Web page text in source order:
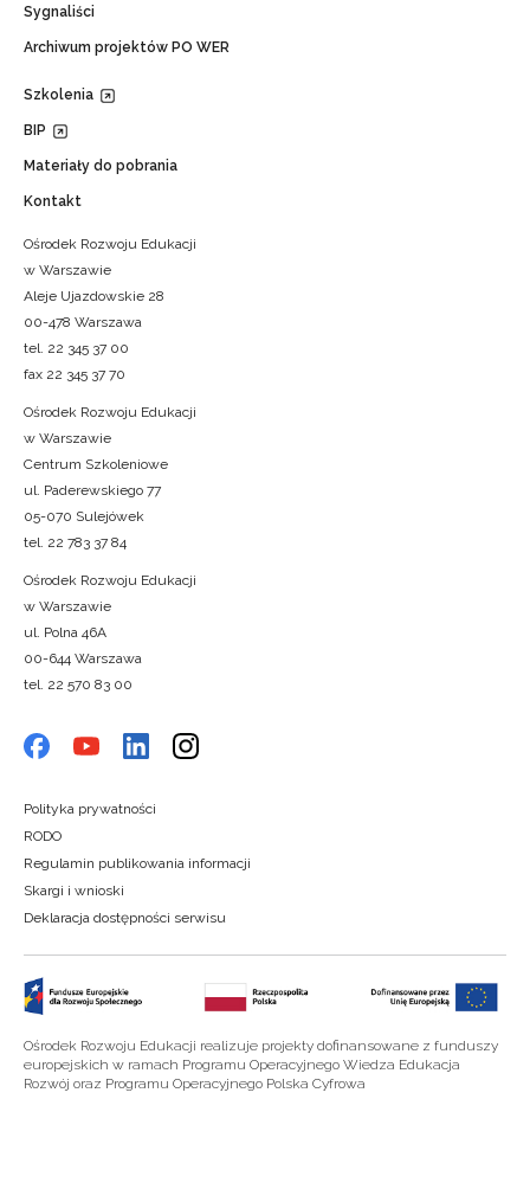
Sygnaliści
Archiwum projektów PO WER
Szkolenia
BIP
Materiały do pobrania
Kontakt
Ośrodek Rozwoju Edukacji
w Warszawie
Aleje Ujazdowskie 28
00-478 Warszawa
tel. 22 345 37 00
fax 22 345 37 70
Ośrodek Rozwoju Edukacji
w Warszawie
Centrum Szkoleniowe
ul. Paderewskiego 77
05-070 Sulejówek
tel. 22 783 37 84
Ośrodek Rozwoju Edukacji
w Warszawie
ul. Polna 46A
00-644 Warszawa
tel. 22 570 83 00
Polityka prywatności
RODO
Regulamin publikowania informacji
Skargi i wnioski
Deklaracja dostępności serwisu
Ośrodek Rozwoju Edukacji realizuje projekty dofinansowane z funduszy
europejskich w ramach Programu Operacyjnego Wiedza Edukacja
Rozwój oraz Programu Operacyjnego Polska Cyfrowa